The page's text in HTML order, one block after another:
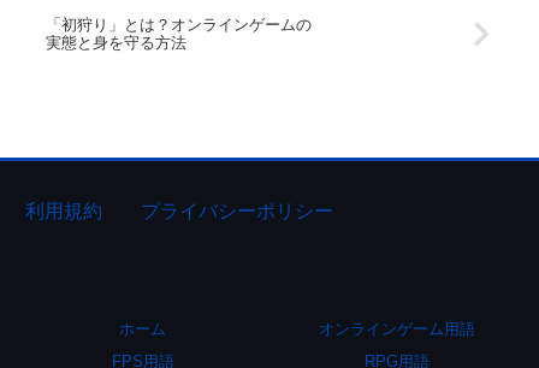
「初狩り」とは？オンラインゲームの
実態と身を守る方法
利用規約 プライバシーポリシー
ホーム
オンラインゲーム用語
FPS用語
RPG用語